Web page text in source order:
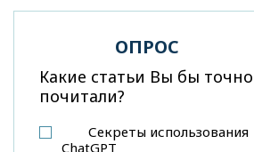
ОПРОС
Какие статьи Вы бы точно
почитали?
Секреты использования
ChatGPT